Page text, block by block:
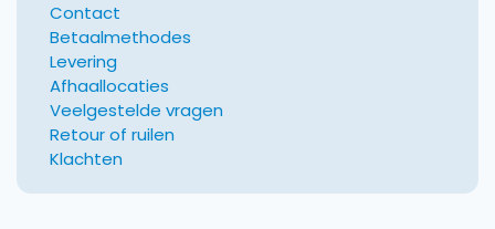
Contact
Betaalmethodes
Levering
Afhaallocaties
Veelgestelde vragen
Retour of ruilen
Klachten